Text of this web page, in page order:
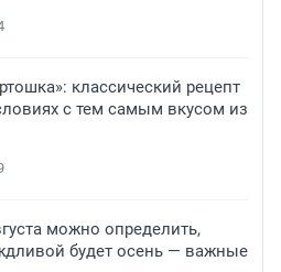
классический рецепт
с тем самым вкусом из
можно определить,
будет осень — важные